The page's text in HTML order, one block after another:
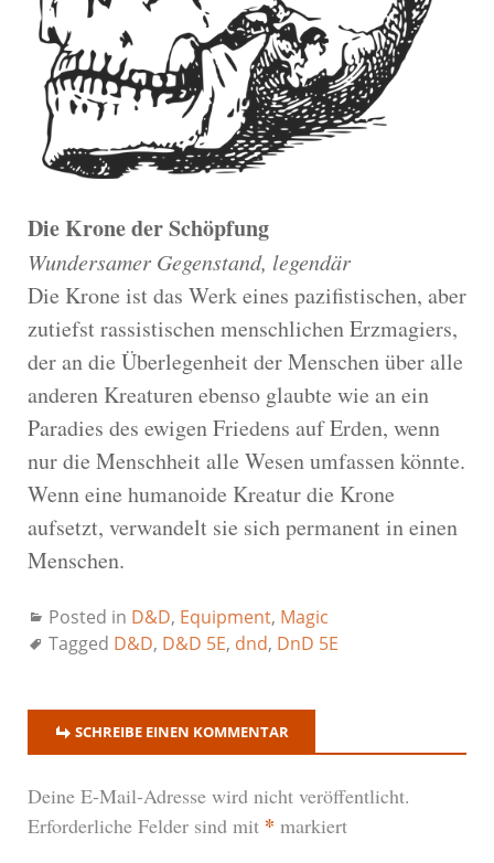
Die Krone der Schöpfung
Wundersamer Gegenstand, legendär
Die Krone ist das Werk eines pazifistischen, aber
zutiefst rassistischen menschlichen Erzmagiers,
der an die Überlegenheit der Menschen über alle
anderen Kreaturen ebenso glaubte wie an ein
Paradies des ewigen Friedens auf Erden, wenn
nur die Menschheit alle Wesen umfassen könnte.
Wenn eine humanoide Kreatur die Krone
aufsetzt, verwandelt sie sich permanent in einen
Menschen.
Posted in D&D, Equipment, Magic
Tagged D&D, D&D 5E, dnd, DnD 5E
SCHREIBE EINEN KOMMENTAR
Deine E-Mail-Adresse wird nicht veröffentlicht.
Erforderliche Felder sind mit * markiert